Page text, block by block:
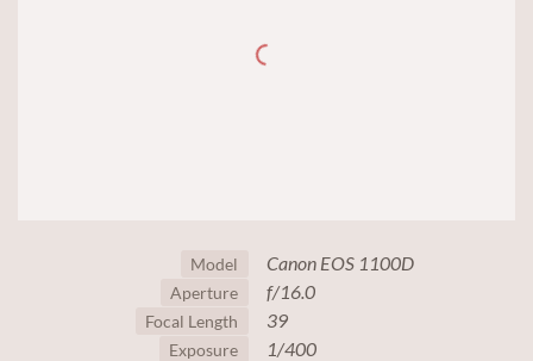
Model Canon EOS 1100D
Aperture f/16.0
Focal Length 39
Exposure 1/400